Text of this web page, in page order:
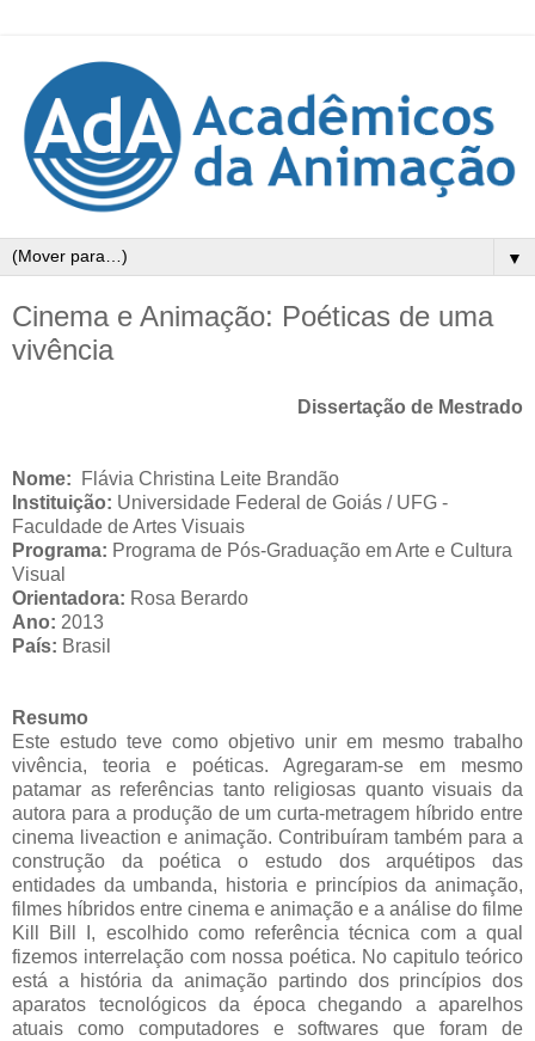
▼
Cinema e Animação: Poéticas de uma
vivência
Dissertação de Mestrado
Nome:
Flávia Christina Leite Brandão
Instituição: Universidade Federal de Goiás / UFG -
Faculdade de Artes Visuais
Programa: Programa de Pós-Graduação em Arte e Cultura
Visual
Orientadora: Rosa Berardo
Ano: 2013
País: Brasil
Resumo
Este estudo teve como objetivo unir em mesmo trabalho
vivência, teoria e poéticas. Agregaram-se em mesmo
patamar as referências tanto religiosas quantovisuais da
autora para a produção de um curta-metragem híbrido entre
cinema liveaction e animação. Contribuíram também para a
construção da poética o estudo dosarquétipos das
entidades da umbanda, historia e princípios da animação,
filmes híbridos entre cinema e animação e a análise do filme
Kill Bill I, escolhido como referênciatécnica com a qual
fizemos interrelação com nossa poética. No capitulo teórico
está a
história da animação partindo dos princípios dos
aparatos tecnológicos da época chegando a aparelhos
atuais como computadores e softwares que foram de